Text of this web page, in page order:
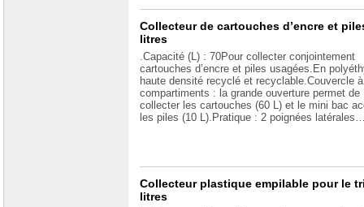
Collecteur de cartouches d’encre et
litres
.Capacité (L) : 70Pour collecter conjointement
cartouches d’encre et piles usagées.En
haute densité recyclé et recyclable.Couvercle
compartiments : la grande ouverture permet de
collecter les cartouches (60 L) et le mini bac
les piles (10 L).Pratique : 2 poignées
Collecteur plastique empilable pour le
litres